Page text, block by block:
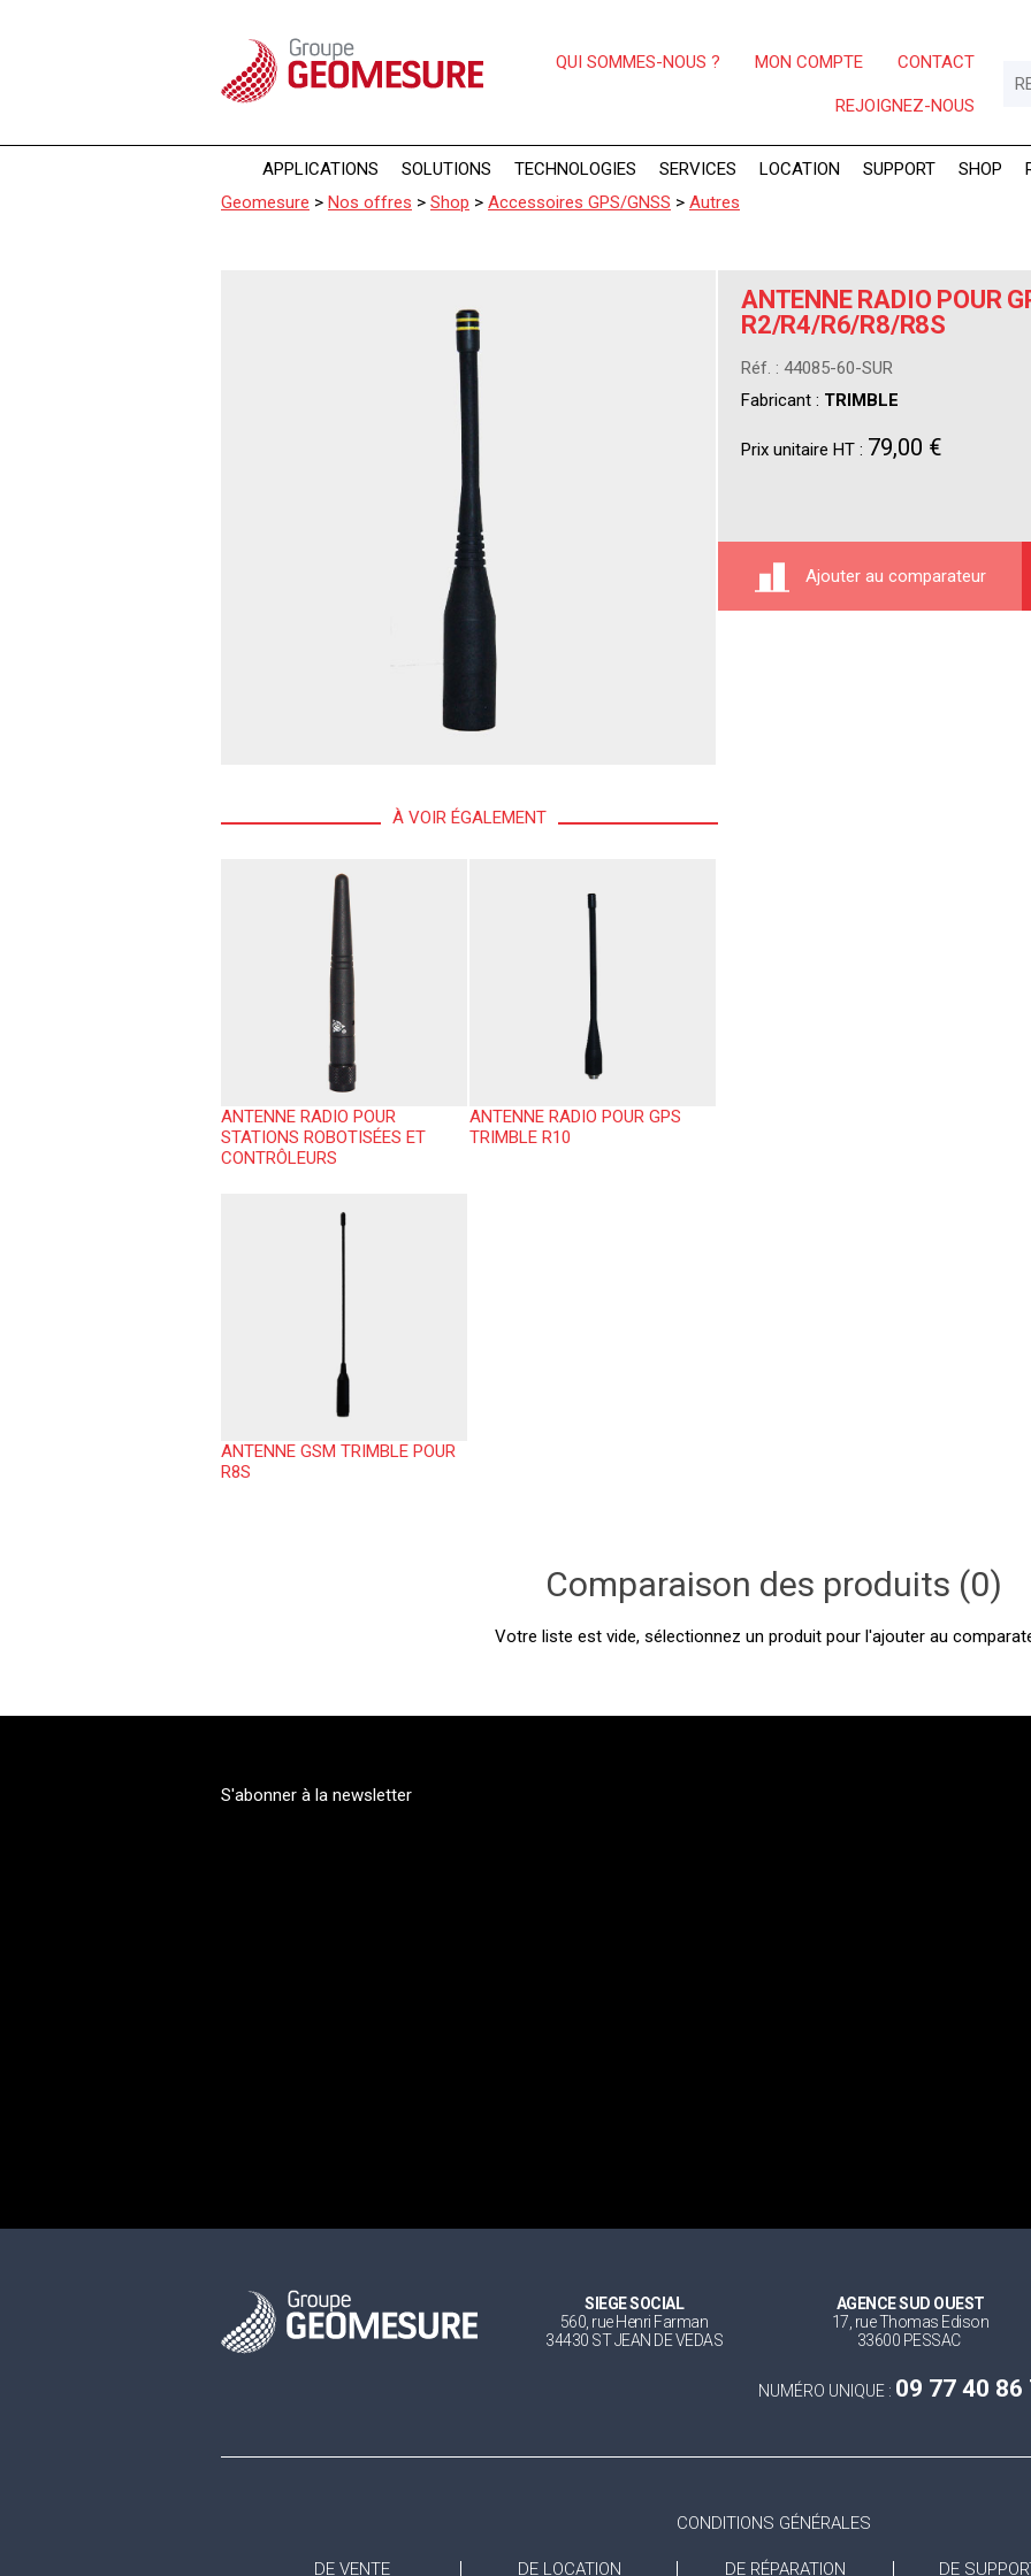
QUI SOMMES-NOUS ? MON COMPTE CONTACT
REJOIGNEZ-NOUS
APPLICATIONS SOLUTIONS TECHNOLOGIES SERVICES LOCATION SUPPORT SHOP
Geomesure > Nos offres > Shop > Accessoires GPS/GNSS > Autres
ANTENNE RADIO POUR
R2/R4/R6/R8/R8S
Réf. : 44085-60-SUR
Fabricant : TRIMBLE
Prix unitaire HT : 79,00 €
Ajouter au comparateur
À VOIR ÉGALEMENT
ANTENNE RADIO POUR
STATIONS ROBOTISÉES ET
CONTRÔLEURS
ANTENNE RADIO POUR GPS
TRIMBLE R10
ANTENNE GSM TRIMBLE POUR
R8S
Comparaison des produits (0)
Votre liste est vide, sélectionnez un produit pour l'ajouter au
S'abonner à la newsletter
SIEGE SOCIAL
560, rue Henri Farman
34430 ST JEAN DE VEDAS
AGENCE SUD OUEST
17, rue Thomas Edison
33600 PESSAC
NUMÉRO UNIQUE : 09 77 40 86
CONDITIONS GÉNÉRALES
DE VENTE DE LOCATION DE RÉPARATION DE